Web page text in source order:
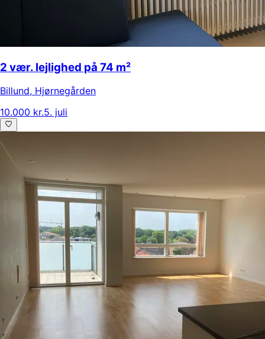
2 vær. lejlighed på 74 m²
Billund, Hjørnegården
10.000 kr.5. juli